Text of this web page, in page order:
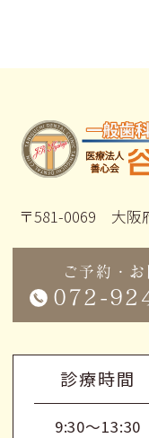
〒581-0069 大阪
ご予約・
072-
診療時間
9:30～13:30